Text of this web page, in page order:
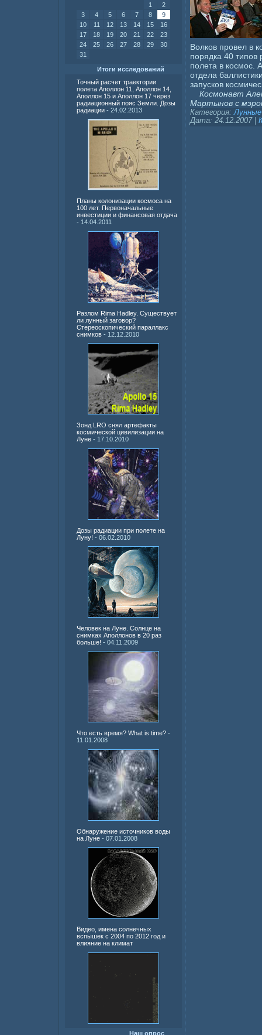
1
2
3
4 5 6 7 8
9
10
11 12 13 14 15
16
17
18 19 20 21 22
23
24
25 26 27 28 29
30
31
Итоги исследований
Точный расчет траектории
полета Аполлон 11, Аполлон 14,
Аполлон 15 и Аполлон 17 через
радиационный пояс Земли. Дозы
радиации - 24.02.2013
Планы колонизации космоса на
100 лет. Первоначальные
инвестиции и финансовая отдача
- 14.04.2011
Разлом Rima Hadley. Существует
ли лунный заговор?
Стереоскопический параллакс
снимков - 12.12.2010
Зонд LRO снял артефакты
космической цивилизации на
Луне - 17.10.2010
Дозы радиации при полете на
Луну! - 06.02.2010
Человек на Луне. Солнце на
снимках Аполлонов в 20 раз
больше! - 04.11.2009
Что есть время? What is time? -
11.01.2008
Обнаружение источников воды
на Луне - 07.01.2008
Видео, имена солнечных
вспышек с 2004 по 2012 год и
влияние на климат
Наш опрос
Волков провел в
порядка 40 типов
полета в космос.
отдела
запусков
Космонавт
Мартынов с
Категория:
Дата: 24.12.2007|